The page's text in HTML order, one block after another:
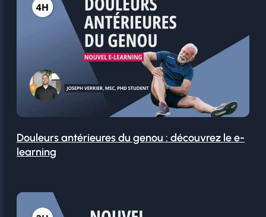
Douleurs antérieures du genou : découvrez le e-
learning